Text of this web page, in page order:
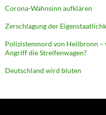
Corona-Wahnsinn aufklären
Zerschlagung der
Polizistenmord von Heilbronn –
Angriff die Streifenwagen?
Deutschland wird bluten